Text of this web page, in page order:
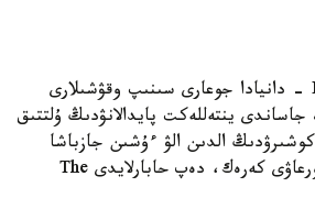
استانا. KAZINFORM - دانيادا جوعارى سىنىپ وقۋشىلارى
ينتەللەكت پايدالانۋدىڭ ۇلتتىق
الدىن الۋ ءۇشىن جازباشا
تاپسىرمالاردى اۋىزشا قورعاۋى كەرەك، دەپ حابارلايدى The